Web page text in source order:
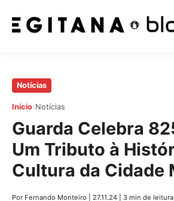
Pular
conteúdo
principal
Notícias
Início›Notícias
Guarda Celebra
Um Tributo à
Cultura da Cidade
Por Fernando Monteiro 27.11.24 3 min de leitura